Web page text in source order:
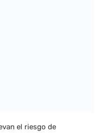
el riesgo de